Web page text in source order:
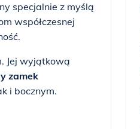
specjalnie z myślą
współczesnej
Jej wyjątkową
zamek
i bocznym.